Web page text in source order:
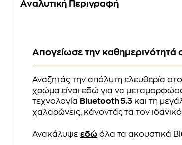
Αναλυτική Περιγραφή
Απογείωσε την καθημερινότητά
Αναζητάς την απόλυτη ελευθερία
χρώμα είναι εδώ για να
τεχνολογία Bluetooth 5.3 και τη
χαλαρώνεις, κάνοντάς τα τον
Ανακάλυψε εδώ όλα τα ακουστικά